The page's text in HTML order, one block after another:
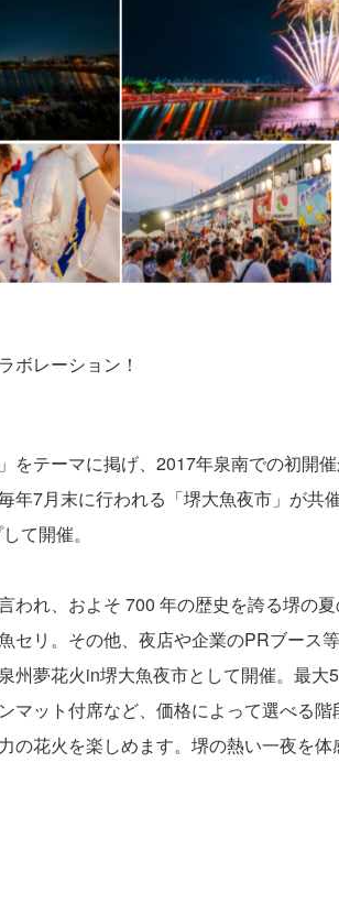
ボレーション！
をテーマに掲げ、2017年泉南での初開
年7月末に行われる「堺大魚夜市」が
て開催。
れ、およそ 700 年の歴史を誇る堺の夏
セリ。その他、夜店や企業のPRブース
州夢花火in堺大魚夜市として開催。最
マット付席など、価格によって選べる階
花火を楽しめます。堺の熱い一夜を体